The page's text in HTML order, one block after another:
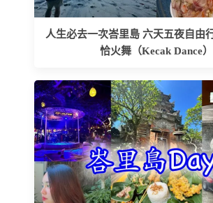
人生必去一次峇里島 六天五夜自由
恰火舞（Kecak Dance）